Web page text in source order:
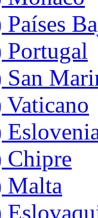
Portugal
San
Chipre
Malta